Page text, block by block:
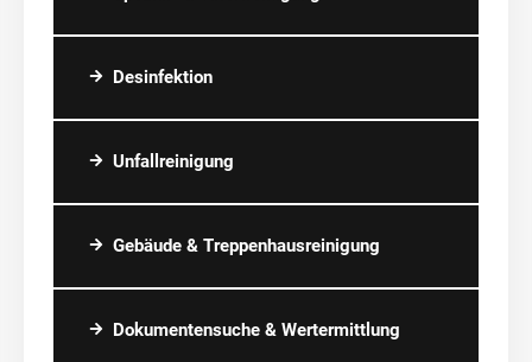
Desinfektion
Unfallreinigung
Gebäude & Treppenhausreinigung
Dokumentensuche & Wertermittlung